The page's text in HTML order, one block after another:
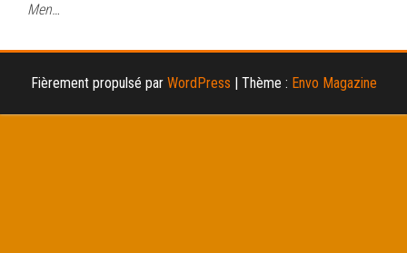
Men…
Fièrement propulsé par WordPress | Thème : Envo Magazine